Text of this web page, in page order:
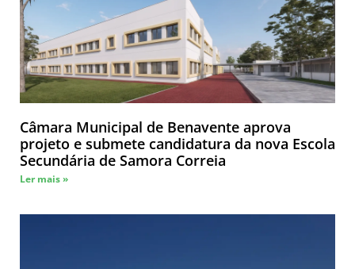
Câmara Municipal de Benavente aprova
projeto e submete candidatura da nova Escola
Secundária de Samora Correia
Ler mais »